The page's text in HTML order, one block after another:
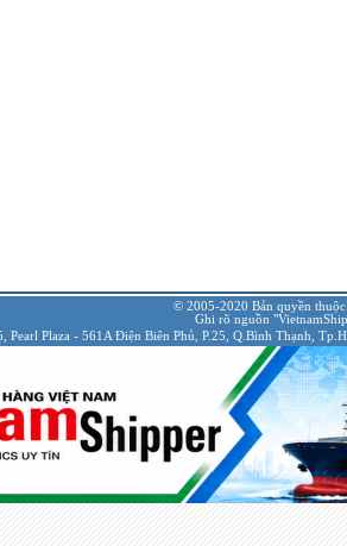
© 2005-2020 Bản quyền
Ghi rõ nguồn
Pearl Plaza - 561A Điện Biên Phủ, P.25, Q.Bình Thạnh,